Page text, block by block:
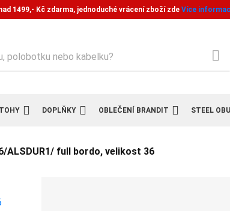
1499,- Kč zdarma, jednoduché vrácení zboží zde Více
DOPLŇKY OBLEČENÍ BRANDIT STEEL
ALSDUR1/ full bordo, velikost 36